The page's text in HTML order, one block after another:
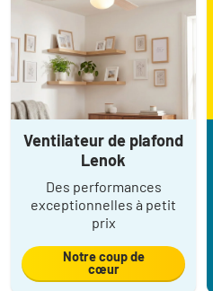
Ventilateur de plafond
Lenok
Des performances
exceptionnelles à petit
prix
Notre coup de
cœur